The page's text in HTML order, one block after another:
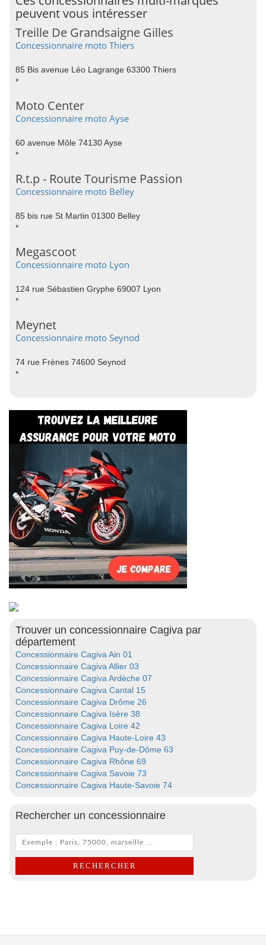
peuvent vous intéresser
Treille De Grandsaigne Gilles
Concessionnaire moto Thiers
85 Bis avenue Léo Lagrange 63300 Thiers
*
Moto Center
Concessionnaire moto Ayse
60 avenue Môle 74130 Ayse
*
R.t.p - Route Tourisme Passion
Concessionnaire moto Belley
85 bis rue St Martin 01300 Belley
*
Megascoot
Concessionnaire moto Lyon
124 rue Sébastien Gryphe 69007 Lyon
*
Meynet
Concessionnaire moto Seynod
74 rue Frènes 74600 Seynod
*
Trouver un concessionnaire Cagiva par
département
Concessionnaire Cagiva Ain 01
Concessionnaire Cagiva Allier 03
Concessionnaire Cagiva Ardèche 07
Concessionnaire Cagiva Cantal 15
Concessionnaire Cagiva Drôme 26
Concessionnaire Cagiva Isère 38
Concessionnaire Cagiva Loire 42
Concessionnaire Cagiva Haute-Loire 43
Concessionnaire Cagiva Puy-de-Dôme 63
Concessionnaire Cagiva Rhône 69
Concessionnaire Cagiva Savoie 73
Concessionnaire Cagiva Haute-Savoie 74
Rechercher un concessionnaire